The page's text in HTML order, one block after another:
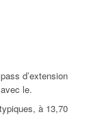
d’extension
le.
à 13,70